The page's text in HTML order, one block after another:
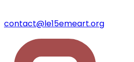
contact@le15emeart.org